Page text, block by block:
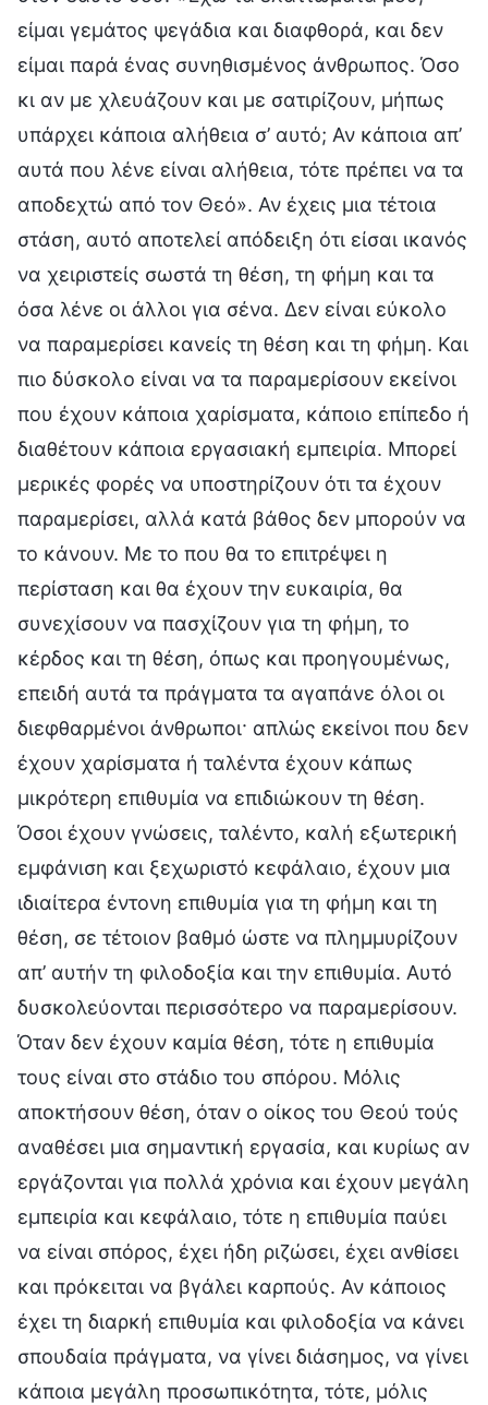
είμαι γεμάτος ψεγάδια και διαφθορά, και δεν
είμαι παρά ένας συνηθισμένος άνθρωπος. Όσο
κι αν με χλευάζουν και με σατιρίζουν, μήπως
υπάρχει κάποια αλήθεια σ’ αυτό; Αν κάποια απ’
αυτά που λένε είναι αλήθεια, τότε πρέπει να τα
αποδεχτώ από τον Θεό». Αν έχεις μια τέτοια
στάση, αυτό αποτελεί απόδειξη ότι είσαι ικανός
να χειριστείς σωστά τη θέση, τη φήμη και τα
όσα λένε οι άλλοι για σένα. Δεν είναι εύκολο
να παραμερίσει κανείς τη θέση και τη φήμη. Και
πιο δύσκολο είναι να τα παραμερίσουν εκείνοι
που έχουν κάποια χαρίσματα, κάποιο επίπεδο ή
διαθέτουν κάποια εργασιακή εμπειρία. Μπορεί
μερικές φορές να υποστηρίζουν ότι τα έχουν
παραμερίσει, αλλά κατά βάθος δεν μπορούν να
το κάνουν. Με το που θα το επιτρέψει η
περίσταση και θα έχουν την ευκαιρία, θα
συνεχίσουν να πασχίζουν για τη φήμη, το
κέρδος και τη θέση, όπως και προηγουμένως,
επειδή αυτά τα πράγματα τα αγαπάνε όλοι οι
διεφθαρμένοι άνθρωποι· απλώς εκείνοι που δεν
έχουν χαρίσματα ή ταλέντα έχουν κάπως
μικρότερη επιθυμία να επιδιώκουν τη θέση.
Όσοι έχουν γνώσεις, ταλέντο, καλή εξωτερική
εμφάνιση και ξεχωριστό κεφάλαιο, έχουν μια
ιδιαίτερα έντονη επιθυμία για τη φήμη και τη
θέση, σε τέτοιον βαθμό ώστε να πλημμυρίζουν
απ’ αυτήν τη φιλοδοξία και την επιθυμία. Αυτό
δυσκολεύονται περισσότερο να παραμερίσουν.
Όταν δεν έχουν καμία θέση, τότε η επιθυμία
τους είναι στο στάδιο του σπόρου. Μόλις
αποκτήσουν θέση, όταν ο οίκος του Θεού τούς
αναθέσει μια σημαντική εργασία, και κυρίως αν
εργάζονται για πολλά χρόνια και έχουν μεγάλη
εμπειρία και κεφάλαιο, τότε η επιθυμία παύει
να είναι σπόρος, έχει ήδη ριζώσει, έχει ανθίσει
και πρόκειται να βγάλει καρπούς. Αν κάποιος
έχει τη διαρκή επιθυμία και φιλοδοξία να κάνει
σπουδαία πράγματα, να γίνει διάσημος, να γίνει
κάποια μεγάλη προσωπικότητα, τότε, μόλις